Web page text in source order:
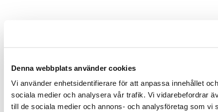
Denna webbplats använder cookies
Vi använder enhetsidentifierare för att anpassa innehållet
sociala medier och analysera vår trafik. Vi vidarebefordrar
till de sociala medier och annons- och analysföretag som